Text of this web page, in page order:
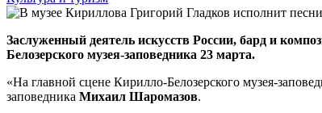
Заслуженный деятель искусств России, бард и
Белозерского музея-заповедника 23 марта.
«На главной сцене Кирилло-Белозерского музея-
заповедника Михаил Шаромазов.